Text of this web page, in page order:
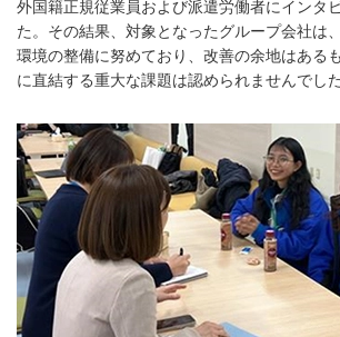
外国籍正規従業員および派遣労働者にインタ
た。その結果、対象となったグループ会社は
環境の整備に努めており、改善の余地はある
に直結する重大な課題は認められませんでした